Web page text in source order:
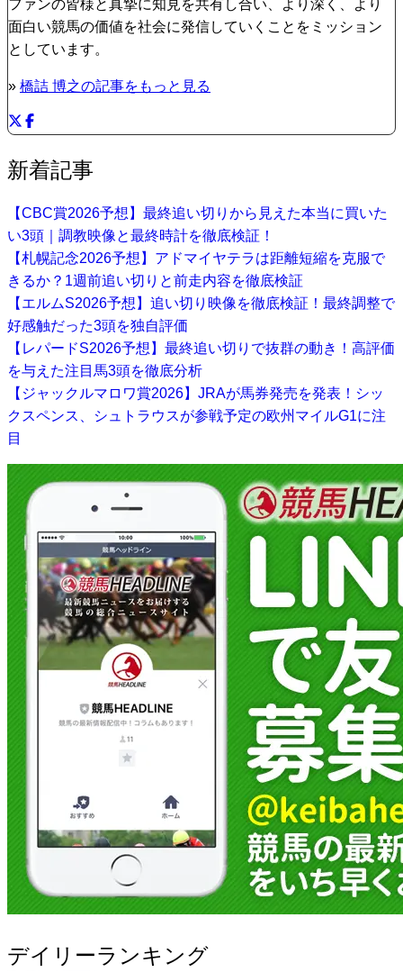
ファンの皆様と真摯に知見を共有し合い、より深く、より
面白い競馬の価値を社会に発信していくことをミッション
としています。
» 橋詰 博之の記事をもっと見る
新着記事
【CBC賞2026予想】最終追い切りから見えた本当に買いた
い3頭｜調教映像と最終時計を徹底検証！
【札幌記念2026予想】アドマイヤテラは距離短縮を克服で
きるか？1週前追い切りと前走内容を徹底検証
【エルムS2026予想】追い切り映像を徹底検証！最終調整で
好感触だった3頭を独自評価
【レパードS2026予想】最終追い切りで抜群の動き！高評価
を与えた注目馬3頭を徹底分析
【ジャックルマロワ賞2026】JRAが馬券発売を発表！シッ
クスペンス、シュトラウスが参戦予定の欧州マイルG1に注
目
デイリーランキング